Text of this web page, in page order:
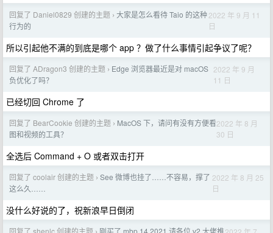
回复了 Daniel0829 创建的主题 › 大家是怎么看待 Taio 的这种
行为的
2022 年 9 月 11
日
所以引起他不满的到底是哪个 app ？做了什么事情引起争议了呢？
回复了 ADragon3 创建的主题 › Edge 浏览器最近是对 macOS
负优化了吗？
2022 年 9 月
11 日
已经切回 Chrome 了
回复了 BearCookie 创建的主题 › MacOS 下，请问有没有方便看
图和视频的工具？
2022 年 8 月
30 日
全选后 Command + O 或者双击打开
回复了 coolair 创建的主题 › See 微博也挂了……不容易，撑了
这么久……
2022 年 8 月 25
日
没什么好说的了，祝新浪早日倒闭
回复了 shenlc 创建的主题 刚买了 mbp 14 2021,请各位 v2 大佬推